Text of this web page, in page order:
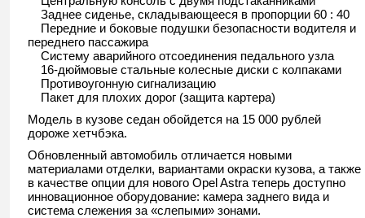
Заднее сиденье, складывающееся в пропорции 60 : 40
Передние и боковые подушки безопасности водителя и
переднего пассажира
Систему аварийного отсоединения педального узла
16-дюймовые стальные колесные диски с колпаками
Противоугонную сигнализацию
Пакет для плохих дорог (защита картера)
Модель в кузове седан обойдется на 15 000 рублей
дороже хетчбэка.
Обновленный автомобиль отличается новыми
материалами отделки, вариантами окраски кузова, а также
в качестве опции для нового Opel Astra теперь доступно
инновационное оборудование: камера заднего вида и
система слежения за «слепыми» зонами.